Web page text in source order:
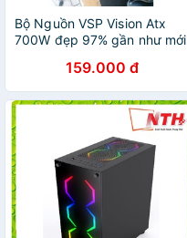
Bộ Nguồn VSP Vision Atx
700W đẹp 97% gần như mới
159.000 đ